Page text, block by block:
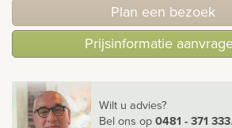
Plan een bezoek
Prijsinformatie
Wilt u advies?
Bel ons op0481 - 371 333.